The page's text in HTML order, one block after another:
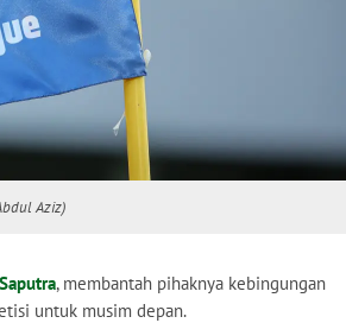
Aziz)
, membantah pihaknya kebingungan
untuk musim depan.